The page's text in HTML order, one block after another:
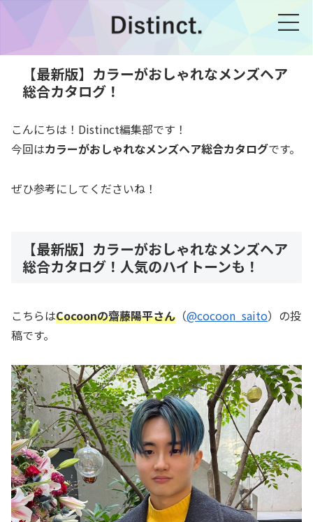
【最新版】カラーがおしゃれなメンズヘア
総合カタログ！
こんにちは！Distinct編集部です！
今回はカラーがおしゃれなメンズヘア総合カタログです。
ぜひ参考にしてくださいね！
【最新版】カラーがおしゃれなメンズヘア
総合カタログ！人気のハイトーンも！
こちらはCocoonの齋藤陽平さん （@cocoon_saito）の投
稿です。